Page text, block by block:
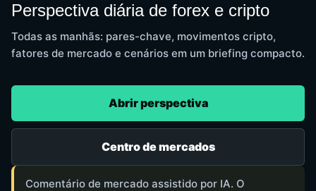
Perspectiva diária de forex e cripto
Todas as manhãs: pares-chave, movimentos cripto,
fatores de mercado e cenários em um briefing compacto.
Abrir perspectiva
Centro de mercados
Comentário de mercado assistido por IA. O